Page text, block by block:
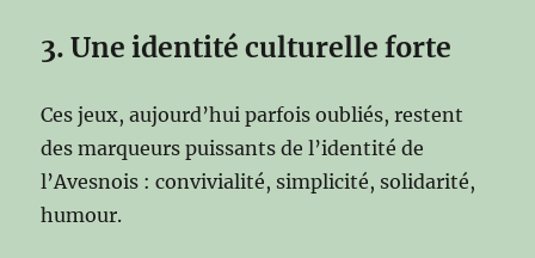
3. Une identité culturelle forte
Ces jeux, aujourd’hui parfois oubliés, restent
des marqueurs puissants de l’identité de
l’Avesnois : convivialité, simplicité, solidarité,
humour.